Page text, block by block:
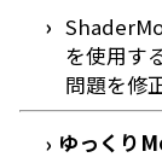
を使用す
問題を修
› ゆっくり